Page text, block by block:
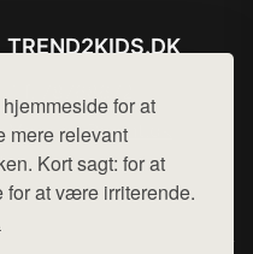
for at
mere relevant
Kort sagt: for at
for at være irriterende.
TREND2KIDS.DK
Mail: hej@want.dk
Cookie- og privatlivspolitik